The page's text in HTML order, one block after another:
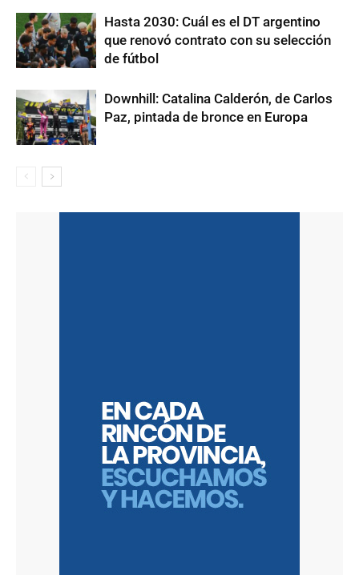
Hasta 2030: Cuál es el DT argentino
que renovó contrato con su selección
de fútbol
Downhill: Catalina Calderón, de Carlos
Paz, pintada de bronce en Europa